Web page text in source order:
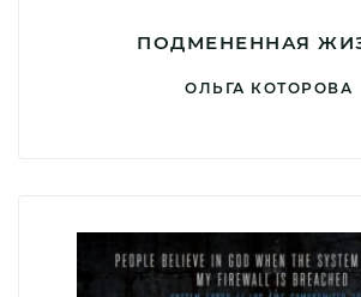
ПОДМЕНЕННАЯ
ОЛЬГА КОТОРОВА